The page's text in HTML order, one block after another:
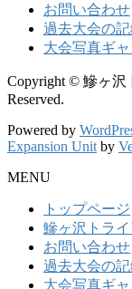
お問い合わせ
過去大会の
大会写真ギ
Copyright © 鰺ヶ
Reserved.
Powered by
Expansion Unit by
MENU
トップページ
鰺ヶ沢トラ
お問い合わせ
過去大会の
大会写真ギ